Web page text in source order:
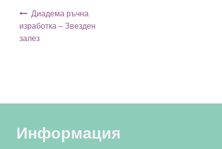
Диадема ръчна
изработка – Звезден
залез
Информация